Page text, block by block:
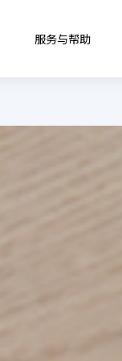
服务与帮助